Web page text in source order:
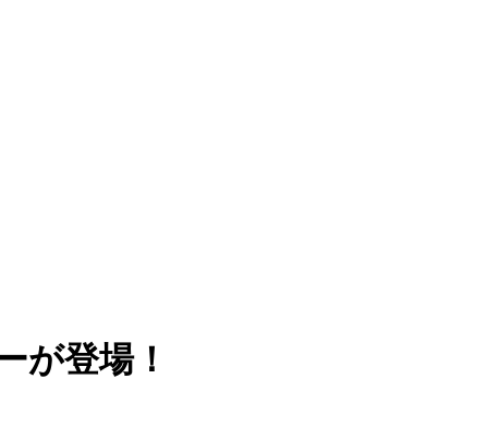
が登場！